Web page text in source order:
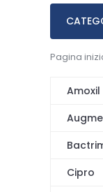
Pagina
Amoxil
Cipro